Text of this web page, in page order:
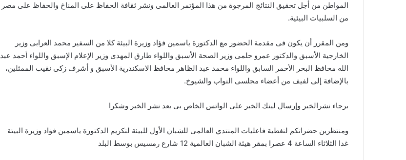
المواطن من أجل تحقيق النتائج المرجوة من هذا المؤتمر العالمى ونشر ثقافة الحفاظ على المناخ والحفاظ على مصر
من السلبيات البيئية.
ومن المقرر أن يكون فى مقدمة الحضور مع الدكتورة ياسمين فؤاد وزيرة البيئة كلا من السفير محمد العرابى وزير
الخارجية الأسبق والدكتور عمرو حلمى وزير الصحة الأسبق واللواء طارق المهدى وزير الإعلام الإسبق واللواء أحمد عبد
الله محافظ البحر الأحمر السابق واللواء محمد عبد الظاهر محافظ الاسكندرية الأسبق و أشرف زكى نقيب الممثلين،
بالإضافة إلى لفيف من أعضاء مجلسى النواب والشيوخ.
برجاء نشرالخبر وإرسال لينك الخبر على الواتس الخاص بى بعد نشر الخبر وشكرا
ومنتظرين حضراتكم لتغطية فاعليات المنتدي العالمى للشبان الأول للبيئة لتكريم الدكتورة ياسمين فؤاد وزيرة البيئة
غدا الثلاثاء الساعة 4 عصرا بمقر هيئة الشبان العالمية 12 شارع رمسيس بوسط البلد